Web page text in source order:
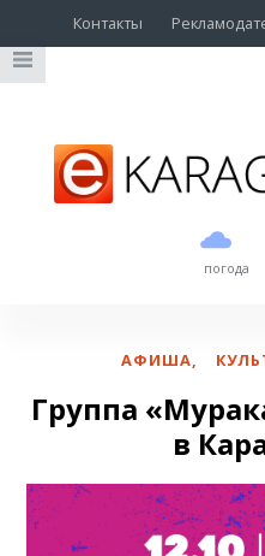
Контакты
погода
USD
EUR
АФИША,
Группа
в